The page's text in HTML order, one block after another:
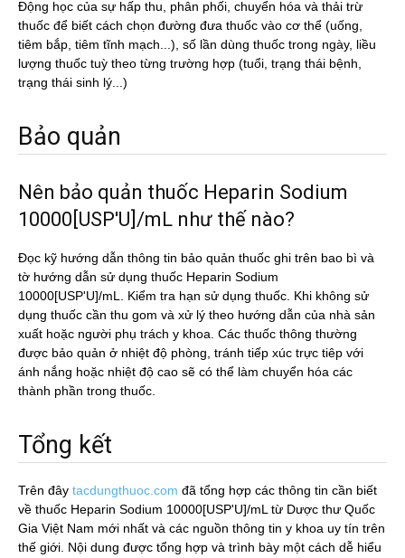
Động học của sự hấp thu, phân phối, chuyển hóa và thải trừ
thuốc để biết cách chọn đường đưa thuốc vào cơ thể (uống,
tiêm bắp, tiêm tĩnh mạch...), số lần dùng thuốc trong ngày, liều
lượng thuốc tuỳ theo từng trường hợp (tuổi, trạng thái bệnh,
trạng thái sinh lý...)
Bảo quản
Nên bảo quản thuốc Heparin Sodium
10000[USP'U]/mL như thế nào?
Đọc kỹ hướng dẫn thông tin bảo quản thuốc ghi trên bao bì và
tờ hướng dẫn sử dụng thuốc Heparin Sodium
10000[USP'U]/mL. Kiểm tra hạn sử dụng thuốc. Khi không sử
dụng thuốc cần thu gom và xử lý theo hướng dẫn của nhà sản
xuất hoặc người phụ trách y khoa. Các thuốc thông thường
được bảo quản ở nhiệt độ phòng, tránh tiếp xúc trực tiêp với
ánh nắng hoặc nhiệt độ cao sẽ có thể làm chuyển hóa các
thành phần trong thuốc.
Tổng kết
Trên đây tacdungthuoc.com đã tổng hợp các thông tin cần biết
về thuốc Heparin Sodium 10000[USP'U]/mL từ Dược thư Quốc
Gia Việt Nam mới nhất và các nguồn thông tin y khoa uy tín trên
thế giới. Nội dung được tổng hợp và trình bày một cách dễ hiểu